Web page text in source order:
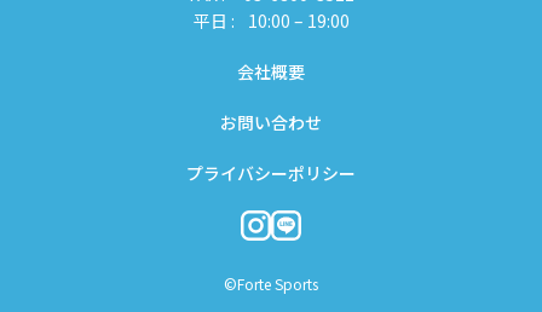
平日 :
10:00 – 19:00
会社概要
お問い合わせ
プライバシーポリシー
©Forte Sports︎